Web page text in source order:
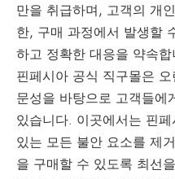
만을 취급하며, 고객의 개
한, 구매 과정에서 발생할
하고 정확한 대응을 약속합
핀페시아 공식 직구몰은
문성을 바탕으로 고객들에
있습니다. 이곳에서는 핀
있는 모든 불안 요소를 제
을 구매할 수 있도록 최선